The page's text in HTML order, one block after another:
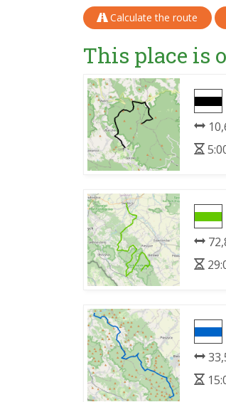
Calculate the route
This place is